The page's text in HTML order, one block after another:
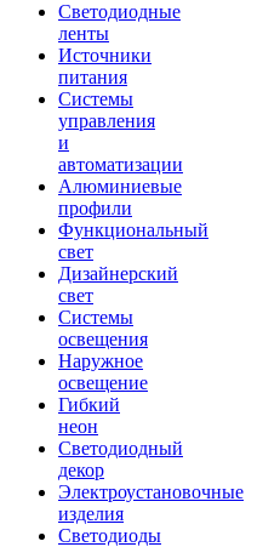
Светодиодные
ленты
Источники
питания
Системы
управления
и
автоматизации
Алюминиевые
профили
Функциональный
свет
Дизайнерский
свет
Системы
освещения
Наружное
освещение
Гибкий
неон
Светодиодный
декор
Электроустановочные
изделия
Светодиоды